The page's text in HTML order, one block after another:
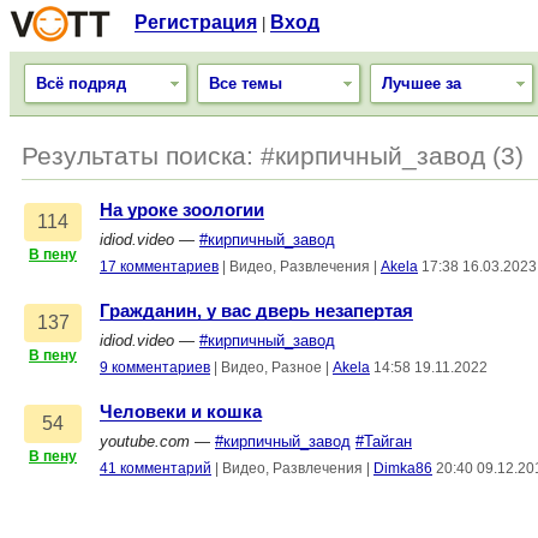
Регистрация Вход
Всё подряд Все темы Лучшее за
Результаты поиска: #кирпичный_завод (3)
114
В пену
На уроке зоологии
idiod.video — #кирпичный_завод
17 комментариев Видео, Развлечения Akela 17:38 16.03.2023
137
В пену
Гражданин, у вас дверь незапертая
idiod.video — #кирпичный_завод
9 комментариев Видео, Разное Akela 14:58 19.11.2022
54
В пену
Человеки и кошка
youtube.com — #кирпичный_завод #Тайган
41 комментарий Видео, Развлечения Dimka86 20:40